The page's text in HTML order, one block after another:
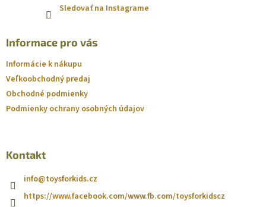
Sledovať na Instagrame
Informace pro vás
Informácie k nákupu
Veľkoobchodný predaj
Obchodné podmienky
Podmienky ochrany osobných údajov
Kontakt
info@toysforkids.cz
https://www.facebook.com/www.fb.com/toysforkidscz